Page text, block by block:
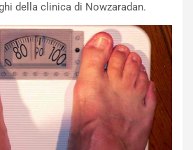
della clinica di Nowzaradan.